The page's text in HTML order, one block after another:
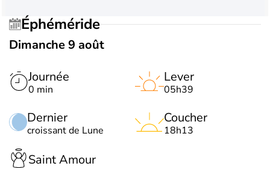
Éphéméride
Dimanche 9 août
Journée
0 min
Dernier
croissant de Lune
Lever
05h39
Coucher
18h13
Saint Amour